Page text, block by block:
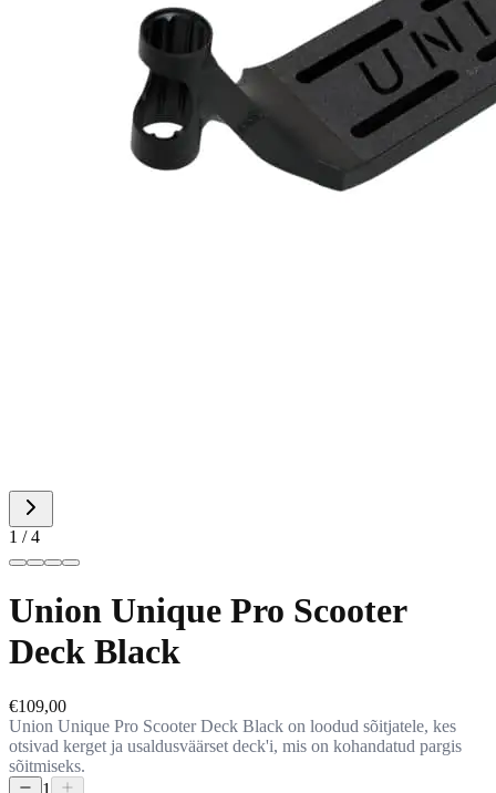
1 / 4
Union Unique Pro Scooter
Deck Black
€109,00
Union Unique Pro Scooter Deck Black on loodud sõitjatele, kes
otsivad kerget ja usaldusväärset deck'i, mis on kohandatud pargis
sõitmiseks.
1